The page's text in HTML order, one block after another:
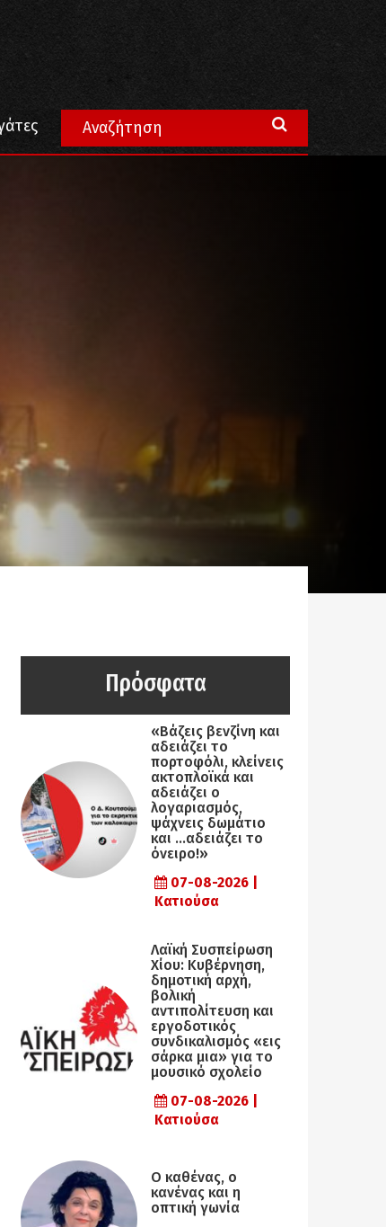
στους χώρους δουλειάς
Πρόσφατα
«Βάζεις βενζίνη και
αδειάζει το
πορτοφόλι, κλείνεις
ακτοπλοϊκά και
αδειάζει ο
λογαριασμός,
ψάχνεις δωμάτιο
και …αδειάζει το
όνειρο!»
07-08-2026 |
Κατιούσα
Λαϊκή Συσπείρωση
Χίου: Κυβέρνηση,
δημοτική αρχή,
βολική
αντιπολίτευση και
εργοδοτικός
συνδικαλισμός «εις
σάρκα μια» για το
μουσικό σχολείο
07-08-2026 |
Κατιούσα
Ο καθένας, ο
κανένας και η
οπτική γωνία